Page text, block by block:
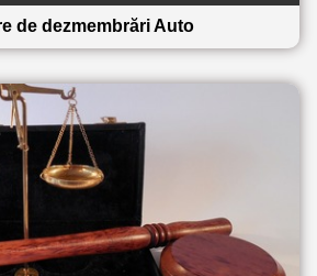
de dezmembrări Auto